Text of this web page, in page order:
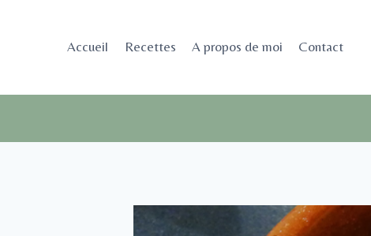
Accueil Recettes A propos de moi Contact